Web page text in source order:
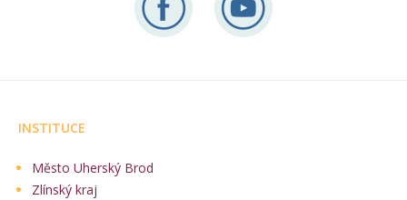
INSTITUCE
Město Uherský Brod
Zlínský kraj